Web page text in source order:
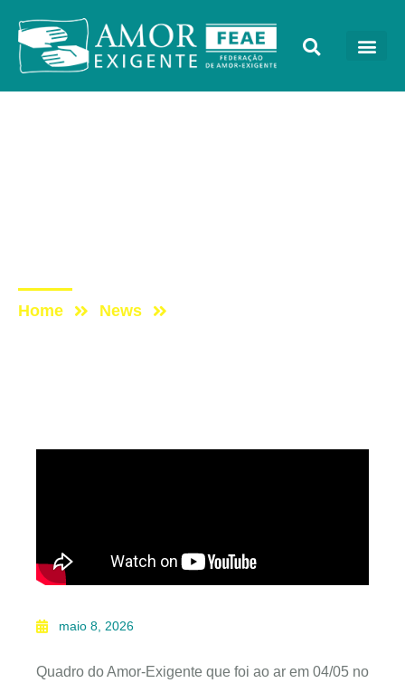
Home News
maio 8, 2026
Quadro do Amor-Exigente que foi ao ar em 04/05 no